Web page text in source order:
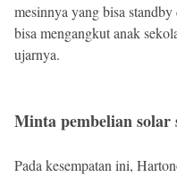
mesinnya yang bisa
bisa mengangkut anak
ujarnya.
Minta pembelian
Pada kesempatan ini,